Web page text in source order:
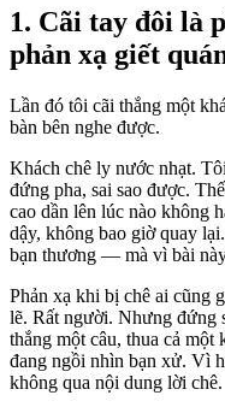
1. Cãi tay đôi là
phản xạ giết
Lần đó tôi cãi thắng một
bàn bên nghe được.
Khách chê ly nước nhạt.
đứng pha, sai sao được.
cao dần lên lúc nào không
dậy, không bao giờ quay
bạn thương — mà vì bài
Phản xạ khi bị chê ai cũng
lẽ. Rất người. Nhưng đứng
thắng một câu, thua cả
đang ngồi nhìn bạn xử. Vì
không qua nội dung lời chê.